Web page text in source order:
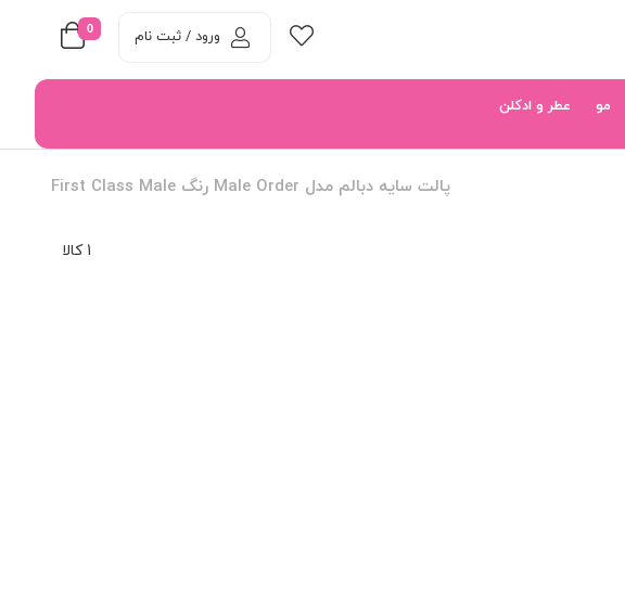
0 ورود / ثبت نام
مو عطر و ادکلن
پالت سایه دبالم مدل Male Order رنگ First Class Male
1 کالا